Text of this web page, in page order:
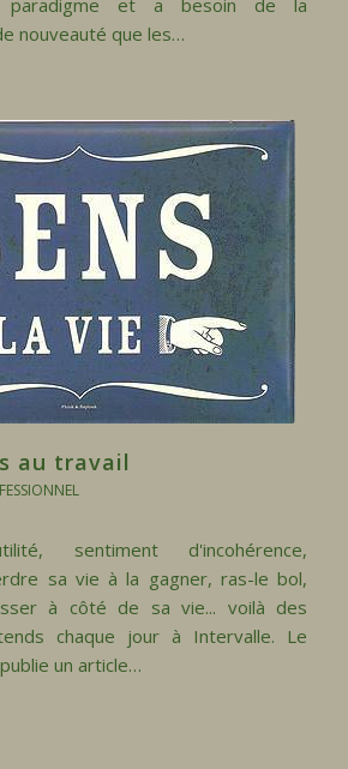
nouveauté que les…
au travail
sentiment d'incohérence,
sa vie à la gagner, ras-le bol,
à côté de sa vie... voilà des
chaque jour à Intervalle. Le
un article…